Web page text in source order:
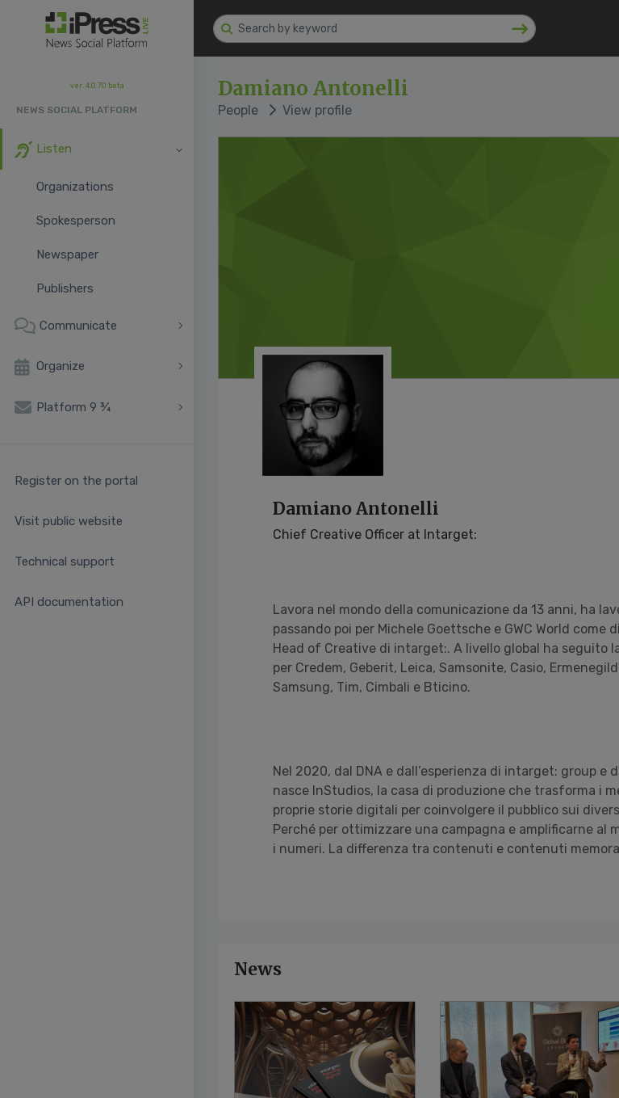
ver. 4.0.70 beta
NEWS SOCIAL PLATFORM
Listen
Organizations
Spokesperson
Newspaper
Publishers
Communicate
Organize
Platform 9 ¾
Register on the portal
Visit public website
Technical support
API documentation
Damiano Antonelli
People View profile
Damiano Antonelli
Chief Creative Officer at Intarget:
Lavora nel mondo della comunicazione da 13 anni, ha
passando poi per Michele Goettsche e GWC World come
Head of Creative di intarget:. A livello global ha seguito
per Credem, Geberit, Leica, Samsonite, Casio,
Samsung, Tim, Cimbali e Bticino.
Nel 2020, dal DNA e dall’esperienza di intarget: group e
nasce InStudios, la casa di produzione che trasforma i
proprie storie digitali per coinvolgere il pubblico sui
Perché per ottimizzare una campagna e amplificarne al
i numeri. La differenza tra contenuti e contenuti
News